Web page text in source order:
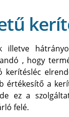
illetve
, hogy
értékesítő a
ez a
felé.